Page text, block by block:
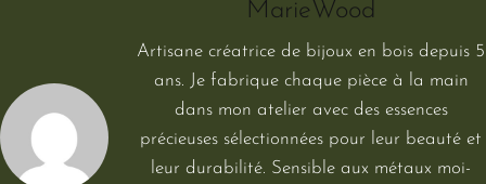
MarieWood
Artisane créatrice de bijoux en bois depuis 5
ans. Je fabrique chaque pièce à la main
dans mon atelier avec des essences
précieuses sélectionnées pour leur beauté et
leur durabilité. Sensible aux métaux moi-